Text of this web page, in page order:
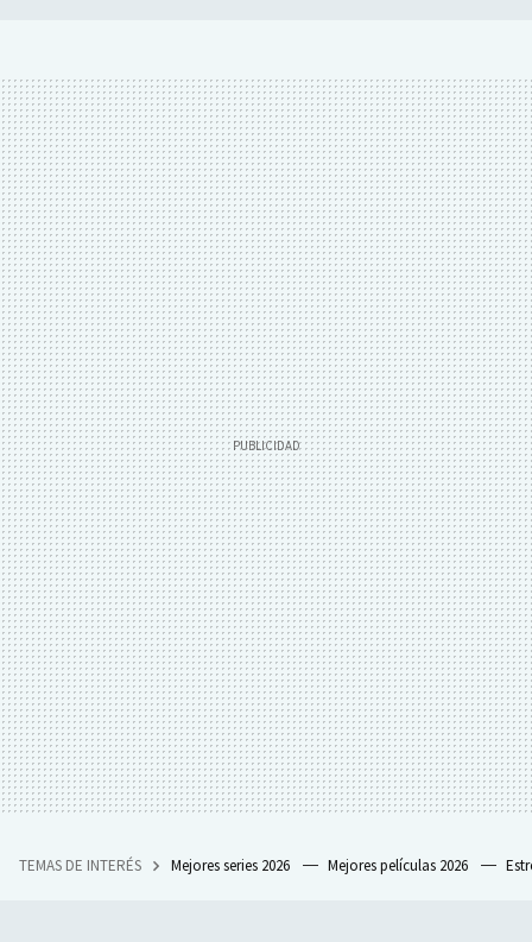
TEMAS DE INTERÉS Mejores series 2026 Mejores películas 2026